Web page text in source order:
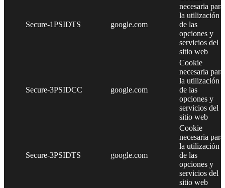
Secure-1PSIDTS google.com
necesaria para
la utilización
de las
opciones y
servicios del
sitio web
Secure-3PSIDCC google.com
Cookie
necesaria para
la utilización
de las
opciones y
servicios del
sitio web
Secure-3PSIDTS google.com
Cookie
necesaria para
la utilización
de las
opciones y
servicios del
sitio web